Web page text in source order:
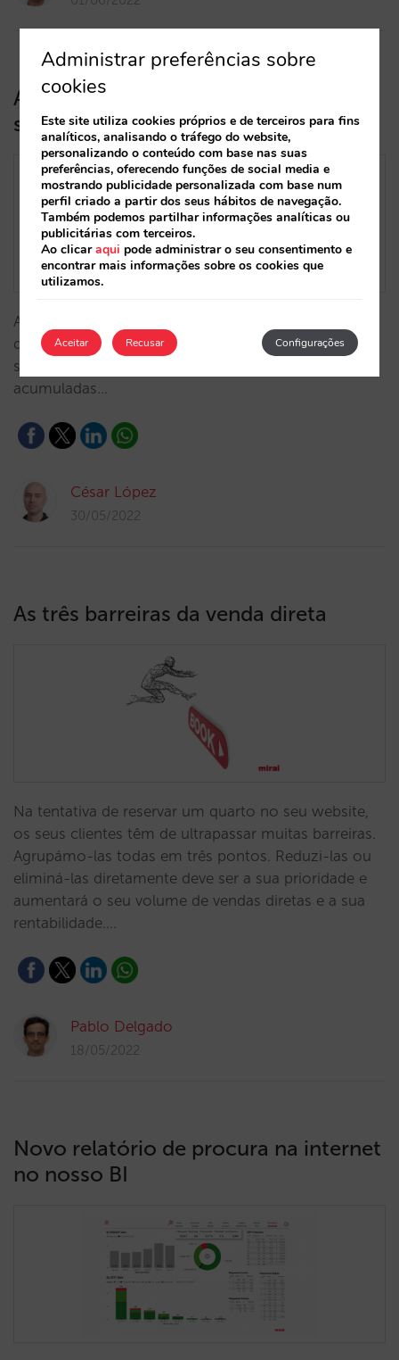
Agora pode ter níveis de adesão no
seu clube de fidelização
Agora pode adicionar níveis de adesão ao seu clube
de fidelização e diferenciar descontos e tarifas dos
seus clientes com base nas suas estadias
acumuladas…
César López
30/05/2022
As três barreiras da venda direta
Na tentativa de reservar um quarto no seu website,
os seus clientes têm de ultrapassar muitas barreiras.
Agrupámo-las todas em três pontos. Reduzi-las ou
eliminá-las diretamente deve ser a sua prioridade e
aumentará o seu volume de vendas diretas e a sua
rentabilidade.…
Pablo Delgado
18/05/2022
Novo relatório de procura na internet
no nosso BI
Administrar preferências sobre
cookies
Este site utiliza cookies próprios e de terceiros para fins
analíticos, analisando o tráfego do website,
personalizando o conteúdo com base nas suas
preferências, oferecendo funções de social media e
mostrando publicidade personalizada com base num
perfil criado a partir dos seus hábitos de navegação.
Também podemos partilhar informações analíticas ou
publicitárias com terceiros.
Ao clicaraqui pode administrar o seu consentimento e
encontrar mais informações sobre os cookies que
utilizamos.
Aceitar Configurações
Recusar